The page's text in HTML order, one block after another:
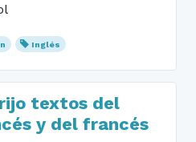
Inglés
textos del
y del francés